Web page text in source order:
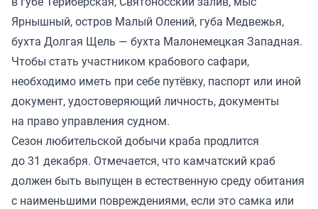
Ярнышный, остров Малый Олений, губа Медвежья,
бухта Долгая Щель — бухта Малонемецкая Западная.
Чтобы стать участником крабового сафари,
необходимо иметь при себе путёвку, паспорт или иной
документ, удостоверяющий личность, документы
на право управления судном.
Сезон любительской добычи краба продлится
до 31 декабря. Отмечается, что камчатский краб
должен быть выпущен в естественную среду обитания
c наименьшими повреждениями, если это самка или